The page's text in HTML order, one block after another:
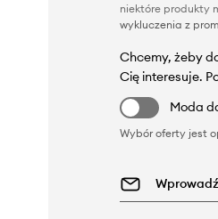
niektóre produkty
wykluczenia z
Chcemy, żeby
Cię interesuje.
Moda
Wybór oferty jest